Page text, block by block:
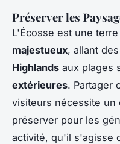
Préserver les
L'Écosse est une terre
majestueux, allant
Highlands aux plages
extérieures. Partager
visiteurs nécessite un
préserver pour les
activité, qu'il s'agisse